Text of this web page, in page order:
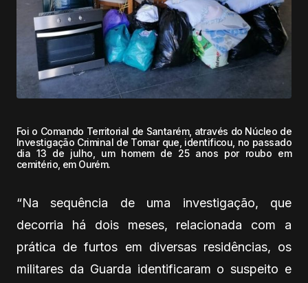
Foi o Comando Territorial de Santarém, através do Núcleo de
Investigação Criminal de Tomar que, identificou, no passado
dia 13 de julho, um homem de 25 anos por roubo em
cemitério, em Ourém.
“Na sequência de uma investigação, que
decorria há dois meses, relacionada com a
prática de furtos em diversas residências, os
militares da Guarda identificaram o suspeito e